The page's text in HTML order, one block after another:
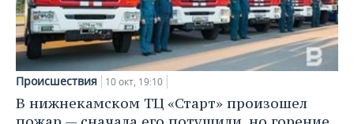
Происшествия 10 окт, 19:10
В нижнекамском ТЦ «Старт» произошел